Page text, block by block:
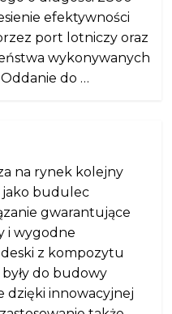
efektywności
port lotniczy oraz
wykonywanych
do …
na rynek kolejny
jako budulec
gwarantujące
i wygodne
z kompozytu
do budowy
dzięki innowacyjnej